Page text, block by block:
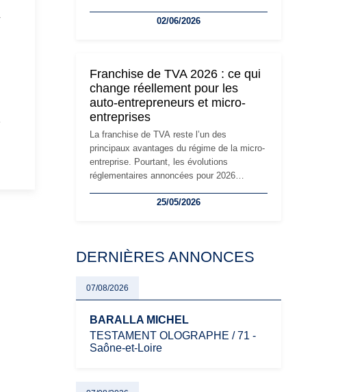
travailleurs indépendants. Si le régime de la
réglementaire plus exigeant. Décryptage des
principaux changements et des précautions
à prendre pour éviter les mauvaises
surprises.
02/06/2026
Franchise de TVA 2026 : ce qui
change réellement pour les
auto-entrepreneurs et micro-
entreprises
La franchise de TVA reste l’un des
principaux avantages du régime de la micro-
entreprise. Pourtant, les évolutions
réglementaires annoncées pour 2026
les auto-entrepreneurs, artisans et
évoluent dans un contexte de contrôle
oblige les indépendants à rester
particulièrement vigilants.
25/05/2026
DERNIÈRES ANNONCES
07/08/2026
BARALLA MICHEL
TESTAMENT OLOGRAPHE / 71 -
Saône-et-Loire